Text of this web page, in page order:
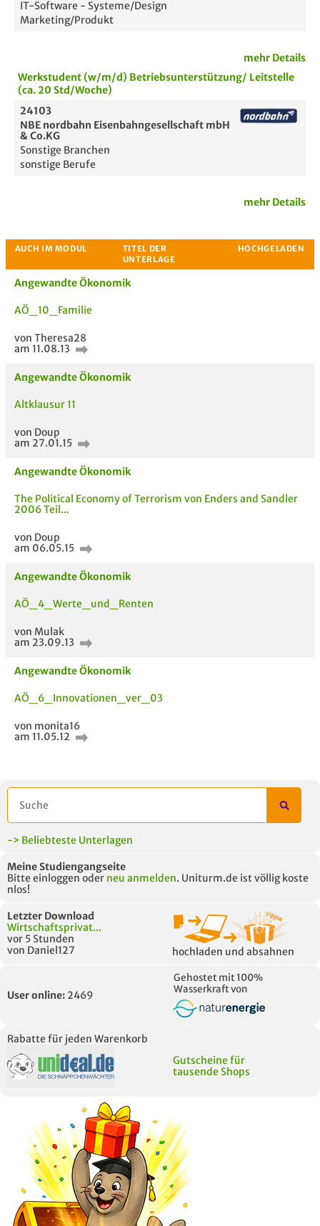
Passende Stellenanzeigen
IT-Software - Systeme/Design
Marketing/Produkt
mehr Details
Werkstudent (w/m/d) Betriebsunterstützung/ Leitstelle
(ca. 20 Std/Woche)
24103
NBE nordbahn Eisenbahngesellschaft mbH
& Co.KG
Sonstige Branchen
sonstige Berufe
mehr Details
AUCH IM MODUL
TITEL DER
Angewandte Ökonomik
AÖ_10_Familie
von Theresa28
am 11.08.13
Angewandte Ökonomik
Altklausur 11
von Doup
am 27.01.15
Angewandte Ökonomik
The Political Economy of Terrorism von Enders and Sandler
2006 Teil...
von Doup
am 06.05.15
Angewandte Ökonomik
AÖ_4_Werte_und_Renten
von Mulak
am 23.09.13
Angewandte Ökonomik
AÖ_6_Innovationen_ver_03
von monita16
am 11.05.12
-> Beliebteste Unterlagen
Meine Studiengangseite
Bitte einloggen oder neu anmelden. Uniturm.de ist völlig koste
nlos!
Letzter Download
Wirtschaftsprivat...
vor 5 Stunden
von Daniel127
hochladen und absahnen
User online: 2469
Gehostet mit 100%
Wasserkraft von
Rabatte für jeden Warenkorb
Gutscheine für
tausende Shops